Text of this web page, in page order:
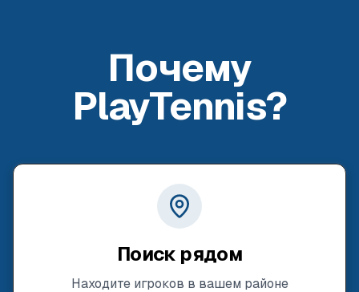
Почему
PlayTennis?
Поиск рядом
Находите игроков в вашем районе